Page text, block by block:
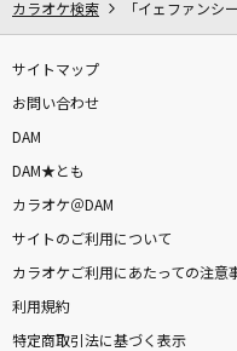
カラオケ検索 「イェファンシ
サイトマップ
お問い合わせ
DAM
DAM★とも
カラオケ＠DAM
サイトのご利用について
カラオケご利用にあたっての注意
利用規約
特定商取引法に基づく表示